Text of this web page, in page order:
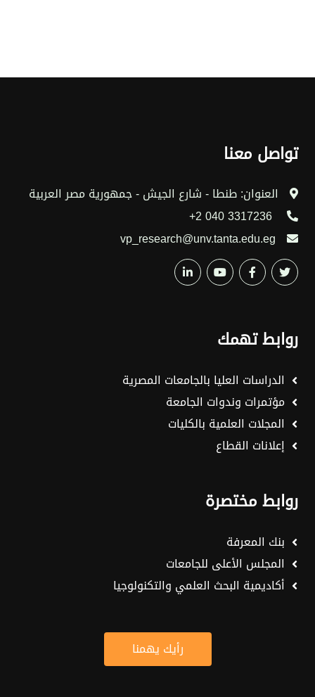
تواصل معنا
العنوان: طنطا - شارع الجيش - جمهورية مصر العربية
vp_research@unv.tanta.edu.eg
روابط تهمك
الدراسات العليا بالجامعات المصرية
مؤتمرات وندوات الجامعة
المجلات العلمية بالكليات
إعلانات القطاع
روابط مختصرة
بنك المعرفة
المجلس الأعلى للجامعات
أكاديمية البحث العلمي والتكنولوجيا
رأيك يهمنا